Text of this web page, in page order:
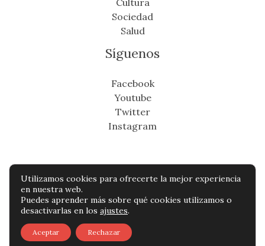
Sociedad
Salud
Síguenos
Facebook
Youtube
Twitter
Instagram
Copyright © Todos os direitos reservados -
cronicafinanciera.com
Política de privacidad
Contacto
Utilizamos cookies para ofrecerte la mejor experiencia
en nuestra web.
Puedes aprender más sobre qué cookies utilizamos o
desactivarlas en los ajustes.
Aceptar Rechazar